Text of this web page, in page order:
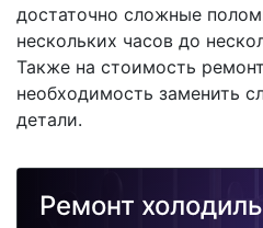
достаточно сложные
нескольких часов до
Также на стоимость
необходимость заменить
детали.
Ремонт